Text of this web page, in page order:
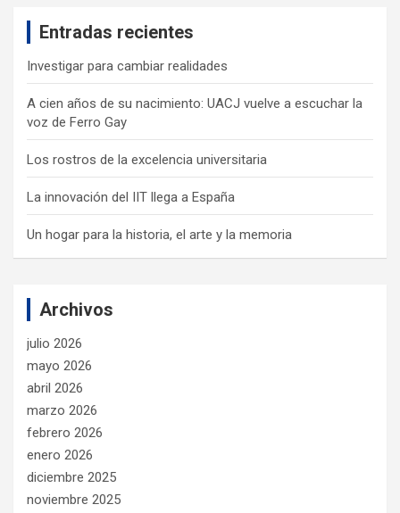
Entradas recientes
Investigar para cambiar realidades
A cien años de su nacimiento: UACJ vuelve a escuchar la
voz de Ferro Gay
Los rostros de la excelencia universitaria
La innovación del IIT llega a España
Un hogar para la historia, el arte y la memoria
Archivos
julio 2026
mayo 2026
abril 2026
marzo 2026
febrero 2026
enero 2026
diciembre 2025
noviembre 2025